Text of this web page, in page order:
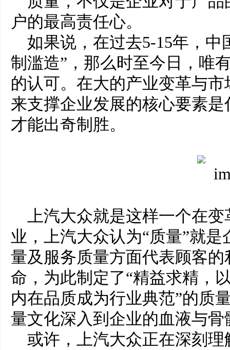
户的最高责任心。
如果说，在过去5-15年，中
制滥造”，那么时至今日，唯
的认可。在大的产业变革与
来支撑企业发展的核心要素
才能出奇制胜。
上汽大众就是这样一个在
业，上汽大众认为“质量”就
量及服务质量方面代表顾客
命，为此制定了“精益求精，
内在品质成为行业典范”的质
量文化深入到企业的血液与骨
或许，上汽大众正在深刻